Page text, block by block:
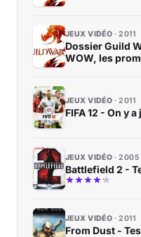
JEUX VIDÉO 2011
Dossier Guild
WOW, les
JEUX VIDÉO 2011
FIFA 12 - On y a
JEUX VIDÉO 2005
Battlefield 2 -
JEUX VIDÉO 2011
From Dust -